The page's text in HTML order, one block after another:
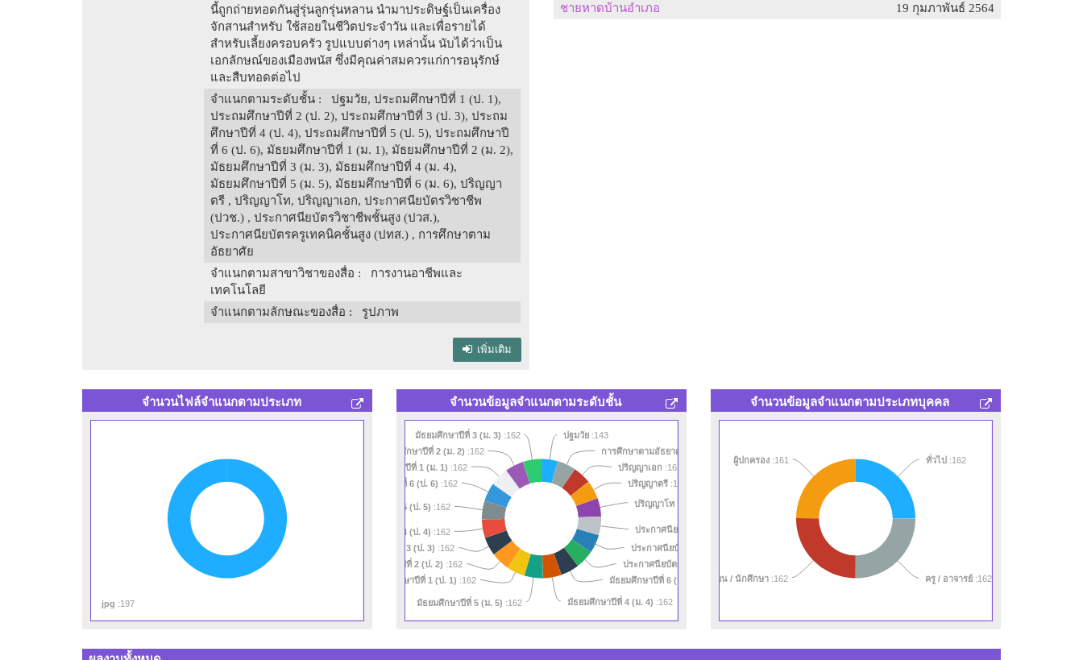
นี้ถูกถ่ายทอดกันสู่รุ่นลูกรุ่นหลาน นำมาประดิษฐ์เป็นเครื่อง
จักสานสำหรับ ใช้สอยในชีวิตประจำวัน และเพื่อรายได้
สำหรับเลี้ยงครอบครัว รูปแบบต่างๆ เหล่านั้น นับได้ว่าเป็น
เอกลักษณ์ของเมืองพนัส ซึ่งมีคุณค่าสมควรแก่การอนุรักษ์
และสืบทอดต่อไป
จำแนกตามระดับชั้น : ปฐมวัย, ประถมศึกษาปีที่ 1 (ป. 1),
ประถมศึกษาปีที่ 2 (ป. 2), ประถมศึกษาปีที่ 3 (ป. 3), ประถม
ศึกษาปีที่ 4 (ป. 4), ประถมศึกษาปีที่ 5 (ป. 5), ประถมศึกษาปี
ที่ 6 (ป. 6), มัธยมศึกษาปีที่ 1 (ม. 1), มัธยมศึกษาปีที่ 2 (ม. 2),
มัธยมศึกษาปีที่ 3 (ม. 3), มัธยมศึกษาปีที่ 4 (ม. 4),
มัธยมศึกษาปีที่ 5 (ม. 5), มัธยมศึกษาปีที่ 6 (ม. 6), ปริญญา
ตรี , ปริญญาโท, ปริญญาเอก, ประกาศนียบัตรวิชาชีพ
(ปวช.) , ประกาศนียบัตรวิชาชีพชั้นสูง (ปวส.),
ประกาศนียบัตรครูเทคนิคชั้นสูง (ปทส.) , การศึกษาตาม
อัธยาศัย
จำแนกตามสาขาวิชาของสื่อ : การงานอาชีพและ
เทคโนโลยี
จำแนกตามลักษณะของสื่อ : รูปภาพ
เพิ่มเติม
ชายหาดบ้านอำเภอ
19 กุมภาพันธ์ 2564
จำนวนไฟล์จำแนกตามประเภท
jpg :197
จำนวนข้อมูลจำแนกตามระดับชั้น
ปฐมวัย :143
การศึกษาตามอัธยาศัย
ปริญญาเอก :161
ปริญญาตรี :161
ปริญญาโท
ประกาศนียบัตรครูเทคนิคชั้นสูง (ปทส.) :162
ประกาศนียบัตรวิชาชีพชั้นสูง (ปวส.)
ประกาศนียบัตรวิชาชีพ (ปวช.)
มัธยมศึกษาปีที่ 6 (ม. 6)
มัธยมศึกษาปีที่ 4 (ม. 4) :162
มัธยมศึกษาปีที่ 5 (ม. 5) :162
ประถมศึกษาปีที่ 1 (ป. 1) :162
ประถมศึกษาปีที่ 2 (ป. 2) :162
ประถมศึกษาปีที่ 3 (ป. 3) :162
ประถมศึกษาปีที่ 4 (ป. 4) :162
ประถมศึกษาปีที่ 5 (ป. 5) :162
ประถมศึกษาปีที่ 6 (ป. 6) :162
มัธยมศึกษาปีที่ 1 (ม. 1) :162
มัธยมศึกษาปีที่ 2 (ม. 2) :162
มัธยมศึกษาปีที่ 3 (ม. 3) :162
จำนวนข้อมูลจำแนกตามประเภทบุคคล
ทั่วไป :162
ครู / อาจารย์ :162
นักเรียน / นักศึกษา :162
ผู้ปกครอง :161